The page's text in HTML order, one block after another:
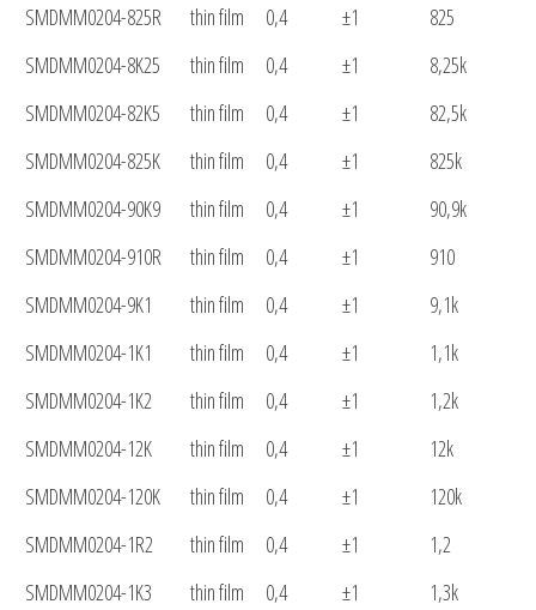
SMDMM0204-825R thin film 0,4 ±1
825
SMDMM0204-8K25
thin film 0,4 ±1
8,25k
SMDMM0204-82K5
thin film 0,4 ±1
82,5k
SMDMM0204-825K
thin film 0,4 ±1
825k
SMDMM0204-90K9
thin film 0,4 ±1
90,9k
SMDMM0204-910R
thin film 0,4 ±1
910
SMDMM0204-9K1
thin film 0,4 ±1
9,1k
SMDMM0204-1K1
thin film 0,4 ±1
1,1k
SMDMM0204-1K2
thin film 0,4 ±1
1,2k
SMDMM0204-12K
thin film 0,4 ±1
12k
SMDMM0204-120K
thin film 0,4 ±1
120k
SMDMM0204-1R2
thin film 0,4 ±1
1,2
SMDMM0204-1K3
thin film 0,4 ±1
1,3k